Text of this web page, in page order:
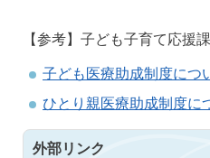
【参考】子ども子育て応援
子ども医療助成制度につ
ひとり親医療助成制度に
外部リンク